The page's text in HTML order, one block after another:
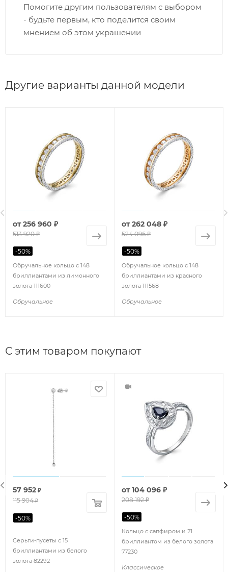
Помогите другим пользователям с выбором
- будьте первым, кто поделится своим
мнением об этом украшении
Другие варианты данной модели
Обручальное кольцо с 148
бриллиантами из лимонного
золота 111600
Обручальное
от256 960 ₽
513 920 ₽
-50%
Обручальное кольцо с 148
бриллиантами из красного
золота 111568
Обручальное
от262 048 ₽
524 096 ₽
-50%
С этим товаром покупают
Серьги-пусеты с 15
бриллиантами из белого
золота 82292
57 952 ₽
115 904₽
-50%
Кольцо с сапфиром и 21
бриллиантом из белого золота
77230
Классическое
от104 096 ₽
208 192 ₽
-50%